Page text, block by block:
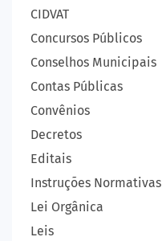
CIDVAT
Concursos Públicos
Conselhos Municipais
Contas Públicas
Convênios
Decretos
Editais
Instruções Normativas
Lei Orgânica
Leis